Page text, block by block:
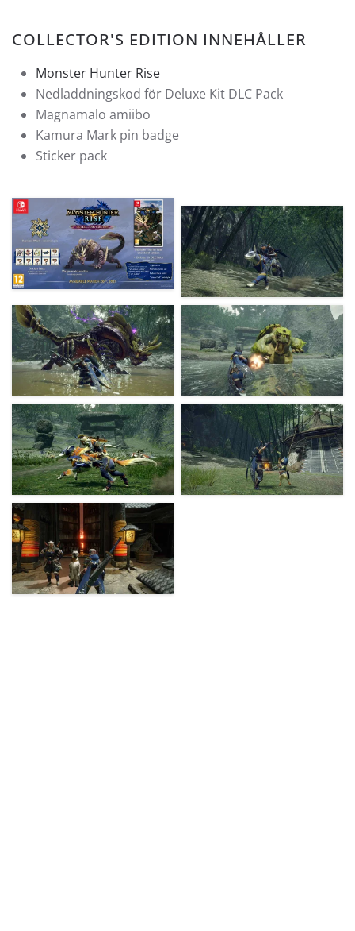
COLLECTOR'S EDITION INNEHÅLLER
Monster Hunter Rise
Nedladdningskod för Deluxe Kit DLC Pack
Magnamalo amiibo
Kamura Mark pin badge
Sticker pack